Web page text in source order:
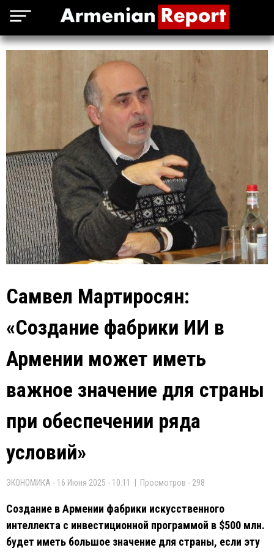
Самвел Мартиросян:
«Создание фабрики ИИ в
Армении может иметь
важное значение для страны
при обеспечении ряда
условий»
ЭКОНОМИКА - 16 Июня 2025 - 10:11 | Просмотров - 298
Создание в Армении фабрики искусственного
интеллекта с инвестиционной программой в $500 млн.
будет иметь большое значение для страны, если эту